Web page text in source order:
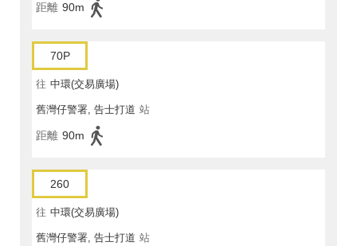
距離 90m
70P
往 中環(交易廣場)
舊灣仔警署, 告士打道 站
距離 90m
260
往 中環(交易廣場)
舊灣仔警署, 告士打道 站